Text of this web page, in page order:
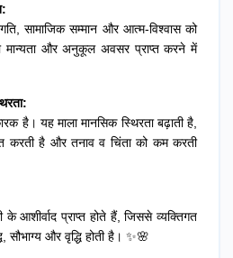
सामाजिक सम्मान और आत्म-विश्वास को
मान्यता और अनुकूल अवसर प्राप्त करने में
है। यह माला मानसिक स्थिरता बढ़ाती है,
करती है और तनाव व चिंता को कम करती
के आशीर्वाद प्राप्त होते हैं, जिससे व्यक्तिगत
सौभाग्य और वृद्धि होती है। ✨🌸